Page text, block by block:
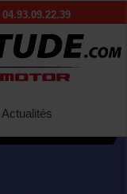
04.93.09.22.39
Actualités